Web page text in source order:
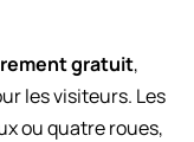
gratuit,
les visiteurs. Les
ou quatre roues,